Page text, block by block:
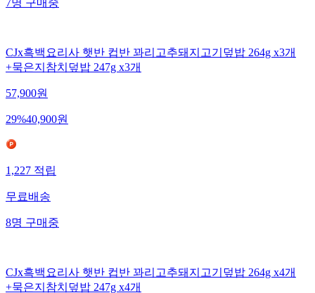
7명구매중
CJx흑백요리사 햇반 컵반 꽈리고추돼지고기덮밥 264g x3개
+묵은지참치덮밥 247g x3개
57,900원
29%40,900원
1,227적립
무료배송
8명구매중
CJx흑백요리사 햇반 컵반 꽈리고추돼지고기덮밥 264g x4개